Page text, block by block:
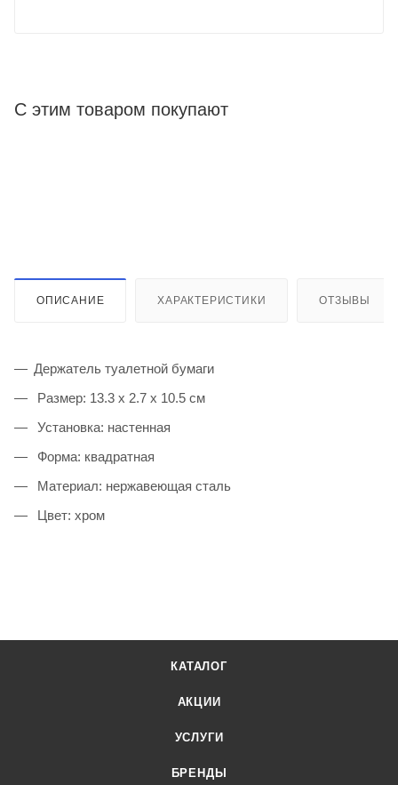
С этим товаром покупают
ОПИСАНИЕ ХАРАКТЕРИСТИКИ ОТЗЫВЫ
Держатель туалетной бумаги
Размер: 13.3 x 2.7 x 10.5 см
Установка: настенная
Форма: квадратная
Материал: нержавеющая сталь
Цвет: хром
КАТАЛОГ
АКЦИИ
УСЛУГИ
БРЕНДЫ